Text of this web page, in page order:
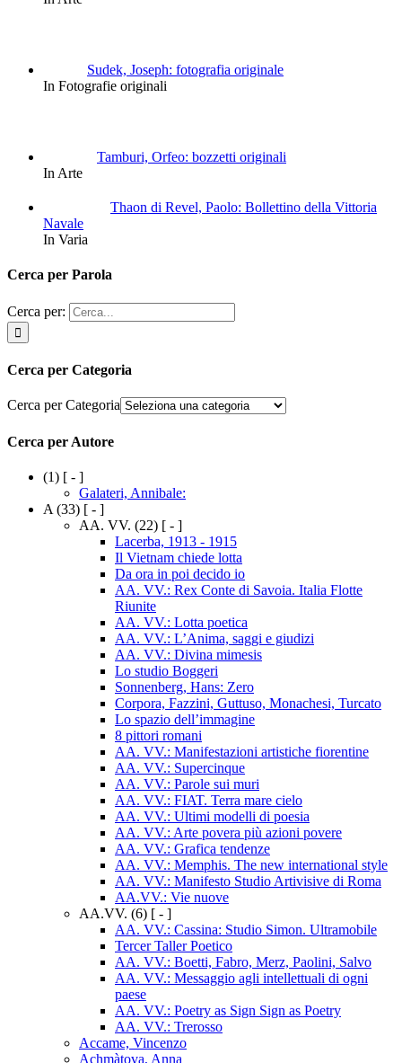
Sudek, Joseph: fotografia originale
In Fotografie originali
Tamburi, Orfeo: bozzetti originali
In Arte
Thaon di Revel, Paolo: Bollettino della Vittoria
Navale
In Varia
Cerca per Parola
Cerca per:
Cerca per Categoria
Cerca per Categoria
Cerca per Autore
(1) [ - ]
Galateri, Annibale:
A (33) [ - ]
AA. VV. (22) [ - ]
Lacerba, 1913 - 1915
Il Vietnam chiede lotta
Da ora in poi decido io
AA. VV.: Rex Conte di Savoia. Italia Flotte
Riunite
AA. VV.: Lotta poetica
AA. VV.: L’Anima, saggi e giudizi
AA. VV.: Divina mimesis
Lo studio Boggeri
Sonnenberg, Hans: Zero
Corpora, Fazzini, Guttuso, Monachesi, Turcato
Lo spazio dell’immagine
8 pittori romani
AA. VV.: Manifestazioni artistiche fiorentine
AA. VV.: Supercinque
AA. VV.: Parole sui muri
AA. VV.: FIAT. Terra mare cielo
AA. VV.: Ultimi modelli di poesia
AA. VV.: Arte povera più azioni povere
AA. VV.: Grafica tendenze
AA. VV.: Memphis. The new international style
AA. VV.: Manifesto Studio Artivisive di Roma
AA.VV.: Vie nuove
AA.VV. (6) [ - ]
AA. VV.: Cassina: Studio Simon. Ultramobile
Tercer Taller Poetico
AA. VV.: Boetti, Fabro, Merz, Paolini, Salvo
AA. VV.: Messaggio agli intellettuali di ogni
paese
AA. VV.: Poetry as Sign Sign as Poetry
AA. VV.: Trerosso
Accame, Vincenzo
Achmàtova, Anna